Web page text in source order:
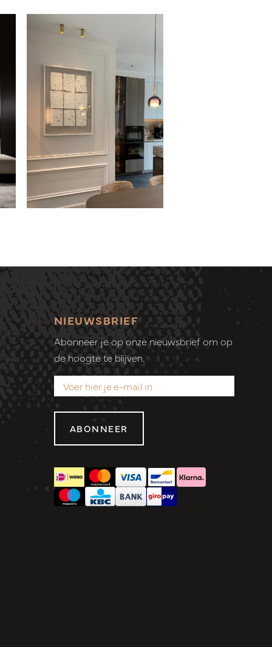
NIEUWSBRIEF
Abonneer je op onze nieuwsbrief om op
de hoogte te blijven.
ABONNEER